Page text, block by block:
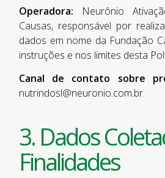
Operadora: Neurônio
Causas, responsável por
dados em nome da Fundação
instruções e nos limites desta
Canal de contato sobre
nutrindosl@neuronio.com.br.
3. Dados
Finalidades